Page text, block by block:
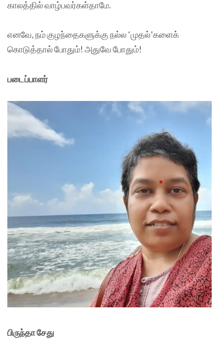
காலத்தில் வாழ்பவர்கள்தாமே.
எனவே, நம் குழந்தைகளுக்கு நல்ல ‘முதல்’களைக்
கொடுத்தால் போதும்! அதுவே போதும்!
படைப்பாளர்
பிருந்தா சேது